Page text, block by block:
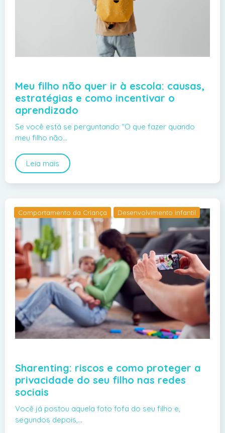
Meu filho não quer ir à escola: causas,
estratégias e como incentivar o
aprendizado
Se você está se perguntando “O que fazer quando
meu filho não…
Leia mais
Comportamento da Criança Desenvolvimento infantil
Sharenting: riscos e como proteger a
privacidade do seu filho nas redes
sociais
Você já postou aquela foto fofa do seu filho e,
segundos depois,…